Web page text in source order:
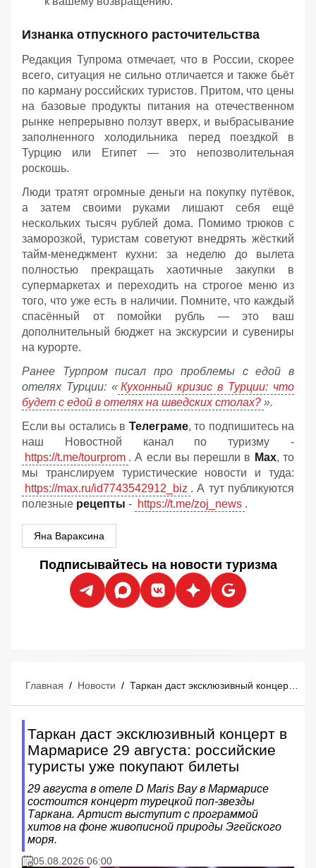
Изнанка отпускного расточительства
Редакция Тупрома отмечает, что в России, скорее
всего, ситуация не сильно отличается и также бьёт
по карману российских туристов. Притом, что цены
на базовые продукты питания на отечественном
рынке непрерывно ползут вверх, и выбрасывание
заполненного холодильника перед поездкой в
Турцию или Египет — это непозволительная
роскошь.
Люди тратят огромные деньги на покупку путёвок,
а затем своими руками лишают себя ещё
нескольких тысяч рублей дома. Помимо трюков с
заморозкой, туристам советуют внедрять жёсткий
тайм-менеджмент кухни: за неделю до вылета
полностью прекращать хаотичные закупки в
супермаркетах и переходить на строгое меню из
того, что уже есть в наличии. Помните, что каждый
спасённый от помойки рубль — это ваш
дополнительный бюджет на экскурсии и сувениры
на курорте.
Ранее Турпром писал про проблемы с едой в
отелях Турции: « Кухонный кризис в Турции: что
будет с едой в отелях на шведских столах? ».
Если вы остались в Телеграме, то подпишитесь на
наш Новостной канал по туризму -
https://t.me/tourprom . А если вы перешли в Мах, то
мы транслируем туристические новости и туда:
https://max.ru/id7743542912_biz . А тут публикуются
полезные рецепты - https://t.me/zoj_news .
Яна Вараксина
Подписывайтесь на новости туризма
Главная / Новости / Таркан даст эксклюзивный концерт в Мармарисе 29 августа: российские туристы уже покупают билеты
Таркан даст эксклюзивный концерт в
Мармарисе 29 августа: российские
туристы уже покупают билеты
29 августа в отеле D Maris Bay в Мармарисе
состоится концерт турецкой поп-звезды
Таркана. Артист выступит с программой
хитов на фоне живописной природы Эгейского
моря.
05.08.2026 06:00